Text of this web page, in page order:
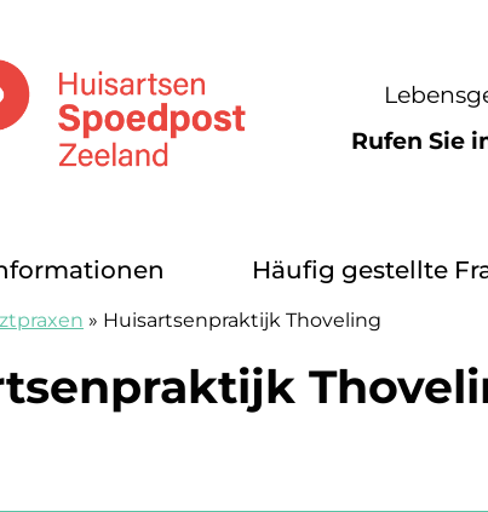
Rufen Sie
Häufig gestellte
» Huisartsenpraktijk Thoveling